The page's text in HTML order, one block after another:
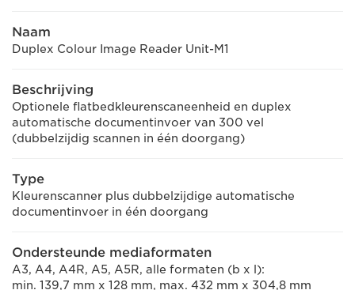
Naam
Duplex Colour Image Reader Unit-M1
Beschrijving
Optionele flatbedkleurenscaneenheid en duplex
automatische documentinvoer van 300 vel
(dubbelzijdig scannen in één doorgang)
Type
Kleurenscanner plus dubbelzijdige automatische
documentinvoer in één doorgang
Ondersteunde mediaformaten
A3, A4, A4R, A5, A5R, alle formaten (b x l):
min. 139,7 mm x 128 mm, max. 432 mm x 304,8 mm